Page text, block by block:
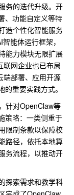
务的迭代升级。开
、功能自定义等特
造个性化智能服务
能体运行框架，
能力模块无限扩展
联网企业也已布局
端部署、应用开源
重要实践方式。
针对OpenClaw等
策略：一类侧重于
限制条款以保障校
路径，依托本地算
务流程，以推动开
探索需求和教学科